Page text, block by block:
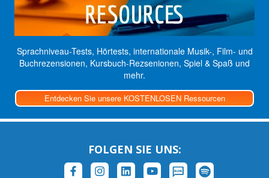
Sprachniveau-Tests, Hörtests, internationale Musik-, Film- und
Buchrezensionen, Kursbuch-Rezsenionen, Spiel & Spaß und
mehr.
Entdecken Sie unsere KOSTENLOSEN Ressourcen
FOLGEN SIE UNS: